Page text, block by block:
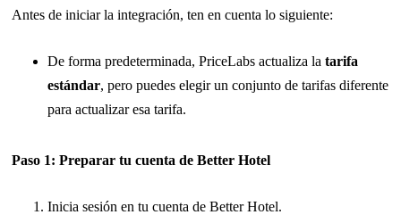
Antes de iniciar la integración, ten en cuenta lo siguiente:
De forma predeterminada, PriceLabs actualiza la tarifa
estándar, pero puedes elegir un conjunto de tarifas diferente
para actualizar esa tarifa.
Paso 1: Preparar tu cuenta de Better Hotel
Inicia sesión en tu cuenta de Better Hotel.